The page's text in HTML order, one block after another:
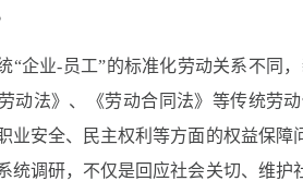
“企业-员工”的标准化劳动关系不同
动法》、《劳动合同法》等传统劳
业安全、民主权利等方面的权益保
统调研，不仅是回应社会关切、维